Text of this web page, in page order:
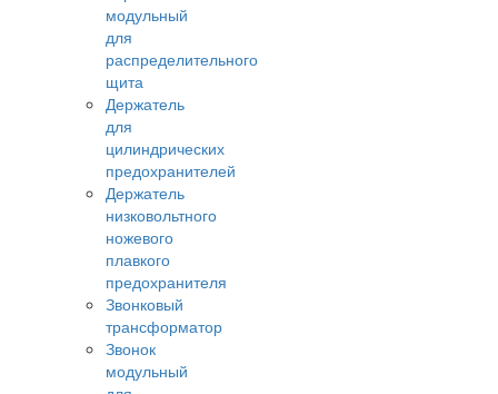
модульный
для
распределительного
щита
Держатель
для
цилиндрических
предохранителей
Держатель
низковольтного
ножевого
плавкого
предохранителя
Звонковый
трансформатор
Звонок
модульный